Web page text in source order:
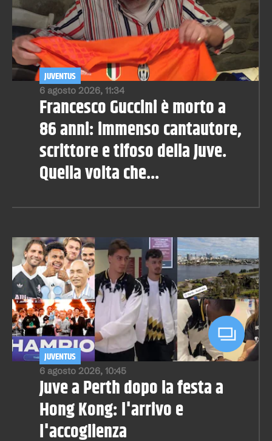
6 agosto 2026, 11:34
JUVENTUS
Francesco Guccini è morto a
86 anni: immenso cantautore,
scrittore e tifoso della Juve.
Quella volta che...
6 agosto 2026, 10:45
JUVENTUS
Juve a Perth dopo la festa a
Hong Kong: l'arrivo e
l'accoglienza